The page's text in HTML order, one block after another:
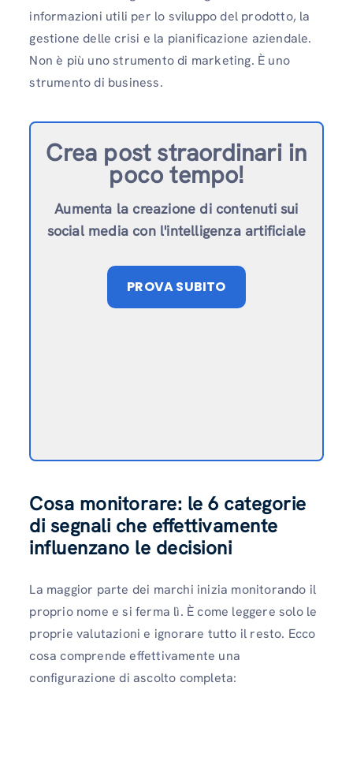
informazioni utili per lo sviluppo del prodotto, la
gestione delle crisi e la pianificazione aziendale.
Non è più uno strumento di marketing. È uno
strumento di business.
Crea post straordinari in
poco tempo!
Aumenta la creazione di contenuti sui
social media con l'intelligenza artificiale
PROVA SUBITO
Cosa monitorare: le 6 categorie
di segnali che effettivamente
influenzano le decisioni
La maggior parte dei marchi inizia monitorando il
proprio nome e si ferma lì. È come leggere solo le
proprie valutazioni e ignorare tutto il resto. Ecco
cosa comprende effettivamente una
configurazione di ascolto completa: